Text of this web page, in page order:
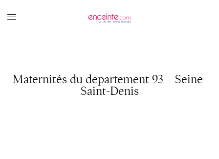
Maternités du departement 93 – Seine-
Saint-Denis